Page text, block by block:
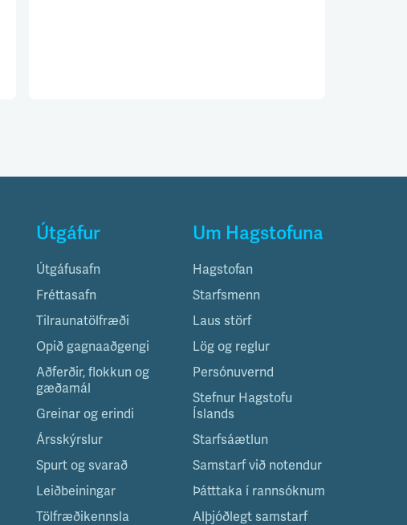
Útgáfur
Útgáfusafn
Fréttasafn
Tilraunatölfræði
Opið gagnaaðgengi
Aðferðir, flokkun og
gæðamál
Greinar og erindi
Ársskýrslur
Spurt og svarað
Leiðbeiningar
Tölfræðikennsla
Um Hagstofuna
Hagstofan
Starfsmenn
Laus störf
Lög og reglur
Persónuvernd
Stefnur Hagstofu
Íslands
Starfsáætlun
Samstarf við notendur
Þátttaka í rannsóknum
Alþjóðlegt samstarf